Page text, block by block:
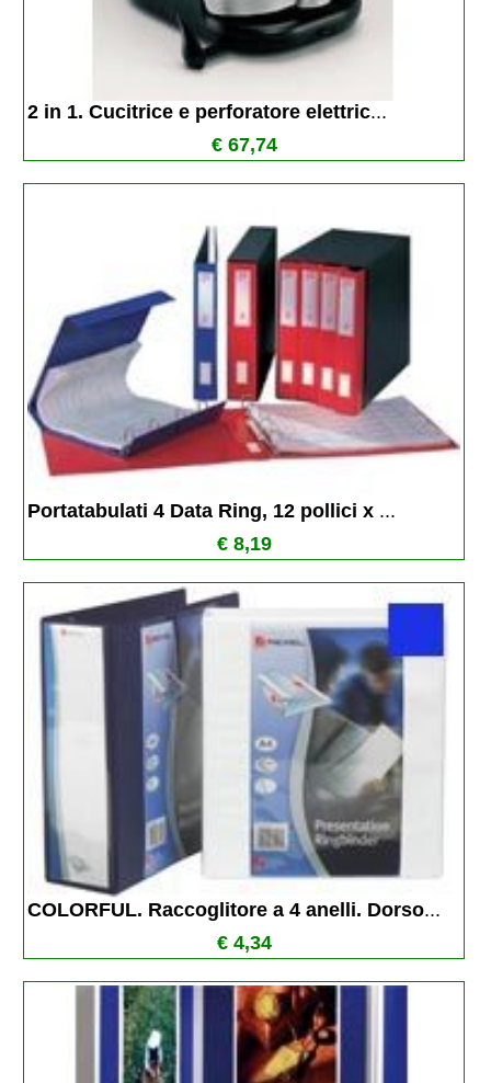
2 in 1. Cucitrice e perforatore elettric...
€ 67,74
Portatabulati 4 Data Ring, 12 pollici x ...
€ 8,19
COLORFUL. Raccoglitore a 4 anelli. Dorso...
€ 4,34